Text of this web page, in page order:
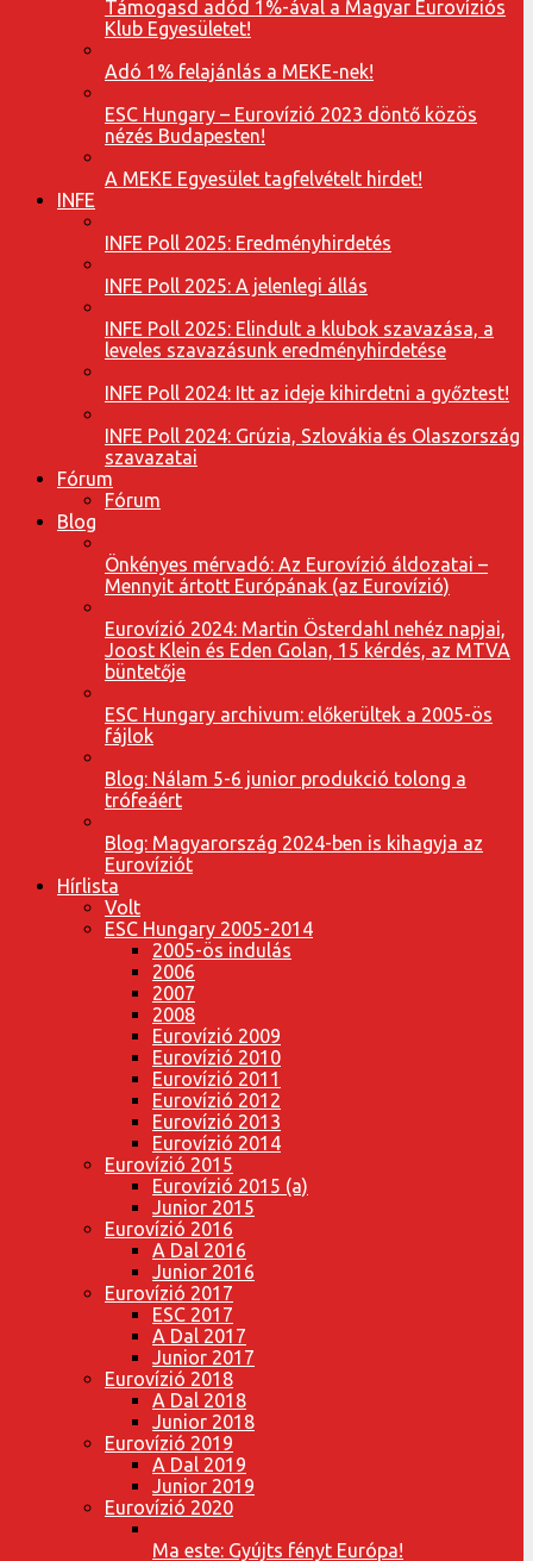
Támogasd adód 1%-ával a Magyar Eurovíziós
Klub Egyesületet!
Adó 1% felajánlás a MEKE-nek!
ESC Hungary – Eurovízió 2023 döntő közös
nézés Budapesten!
A MEKE Egyesület tagfelvételt hirdet!
INFE
INFE Poll 2025: Eredményhirdetés
INFE Poll 2025: A jelenlegi állás
INFE Poll 2025: Elindult a klubok szavazása, a
leveles szavazásunk eredményhirdetése
INFE Poll 2024: Itt az ideje kihirdetni a győztest!
INFE Poll 2024: Grúzia, Szlovákia és Olaszország
szavazatai
Fórum
Fórum
Blog
Önkényes mérvadó: Az Eurovízió áldozatai –
Mennyit ártott Európának (az Eurovízió)
Eurovízió 2024: Martin Österdahl nehéz napjai,
Joost Klein és Eden Golan, 15 kérdés, az MTVA
büntetője
ESC Hungary archivum: előkerültek a 2005-ös
fájlok
Blog: Nálam 5-6 junior produkció tolong a
trófeáért
Blog: Magyarország 2024-ben is kihagyja az
Eurovíziót
Hírlista
Volt
ESC Hungary 2005-2014
2005-ös indulás
2006
2007
2008
Eurovízió 2009
Eurovízió 2010
Eurovízió 2011
Eurovízió 2012
Eurovízió 2013
Eurovízió 2014
Eurovízió 2015
Eurovízió 2015 (a)
Junior 2015
Eurovízió 2016
A Dal 2016
Junior 2016
Eurovízió 2017
ESC 2017
A Dal 2017
Junior 2017
Eurovízió 2018
A Dal 2018
Junior 2018
Eurovízió 2019
A Dal 2019
Junior 2019
Eurovízió 2020
Ma este: Gyújts fényt Európa!